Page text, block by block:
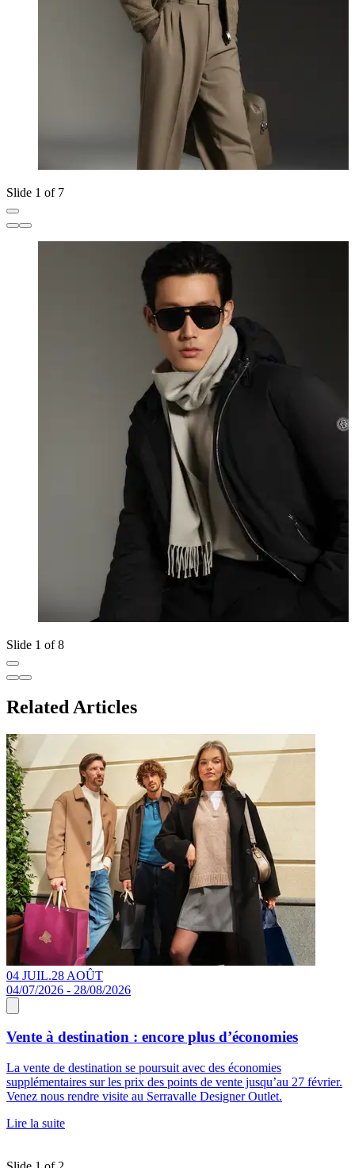
Slide 1 of 7
Slide 1 of 8
Related Articles
04 JUIL.28 AOÛT
04/07/2026 - 28/08/2026
Vente à destination : encore plus d’économies
La vente de destination se poursuit avec des économies
supplémentaires sur les prix des points de vente jusqu’au 27 février.
Venez nous rendre visite au Serravalle Designer Outlet.
Lire la suite